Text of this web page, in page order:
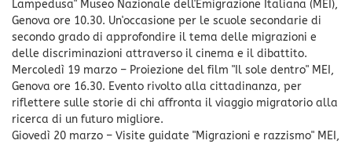
Lampedusa" Museo Nazionale dell'Emigrazione Italiana (MEI),
Genova ore 10.30. Un'occasione per le scuole secondarie di
secondo grado di approfondire il tema delle migrazioni e
delle discriminazioni attraverso il cinema e il dibattito.
Mercoledì 19 marzo – Proiezione del film "Il sole dentro" MEI,
Genova ore 16.30. Evento rivolto alla cittadinanza, per
riflettere sulle storie di chi affronta il viaggio migratorio alla
ricerca di un futuro migliore.
Giovedì 20 marzo – Visite guidate "Migrazioni e razzismo" MEI,